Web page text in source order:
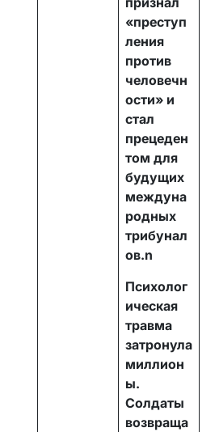
«преступ
ления
против
человечн
ости» и
стал
прецеден
том для
будущих
междуна
родных
трибунал
ов.n
Психолог
ическая
травма
затронула
миллион
ы.
Солдаты
возвраща